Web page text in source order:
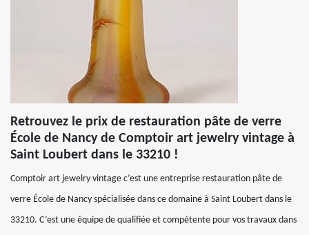
Retrouvez le prix de restauration pâte de verre
École de Nancy de Comptoir art jewelry vintage à
Saint Loubert dans le 33210 !
Comptoir art jewelry vintage c’est une entreprise restauration pâte de
verre École de Nancy spécialisée dans ce domaine à Saint Loubert dans le
33210. C’est une équipe de qualifiée et compétente pour vos travaux dans